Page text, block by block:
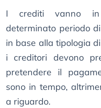
I crediti vanno
determinato periodo
in base alla tipologia
i creditori devono
pretendere il
sono in tempo,
a riguardo.